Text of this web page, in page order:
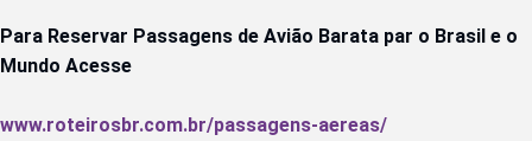
Para Reservar Passagens de Avião Barata par o Brasil e o
Mundo Acesse
www.roteirosbr.com.br/passagens-aereas/